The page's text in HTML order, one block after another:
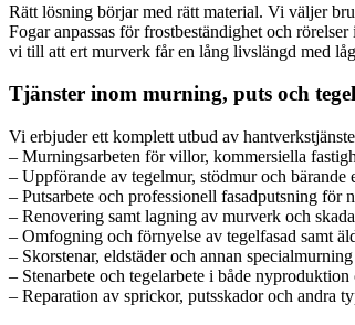
Rätt lösning börjar med rätt material. Vi väljer
Fogar anpassas för frostbeständighet och
vi till att ert murverk får en lång livslängd med
Tjänster inom murning, puts och tegel
Vi erbjuder ett komplett utbud av
– Murningsarbeten för villor, kommersiella
– Uppförande av tegelmur, stödmur och bärande
– Putsarbete och professionell fasadputsning för
– Renovering samt lagning av murverk och
– Omfogning och förnyelse av tegelfasad samt
– Skorstenar, eldstäder och annan
– Stenarbete och tegelarbete i både
– Reparation av sprickor, putsskador och andra